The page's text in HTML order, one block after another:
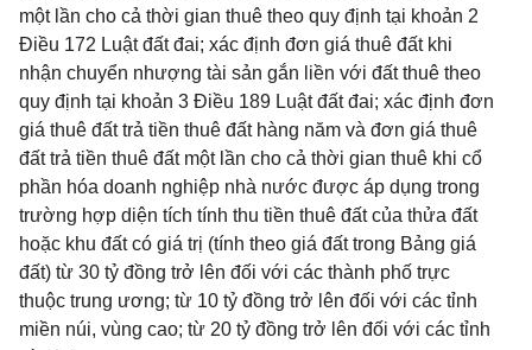
một lần cho cả thời gian thuê theo quy định tại khoản 2
Điều 172 Luật đất đai; xác định đơn giá thuê đất khi
nhận chuyển nhượng tài sản gắn liền với đất thuê theo
quy định tại khoản 3 Điều 189 Luật đất đai; xác định đơn
giá thuê đất trả tiền thuê đất hàng năm và đơn giá thuê
đất trả tiền thuê đất một lần cho cả thời gian thuê khi cổ
phần hóa doanh nghiệp nhà nước được áp dụng trong
trường hợp diện tích tính thu tiền thuê đất của thửa đất
hoặc khu đất có giá trị (tính theo giá đất trong Bảng giá
đất) từ 30 tỷ đồng trở lên đối với các thành phố trực
thuộc trung ương; từ 10 tỷ đồng trở lên đối với các tỉnh
miền núi, vùng cao; từ 20 tỷ đồng trở lên đối với các tỉnh